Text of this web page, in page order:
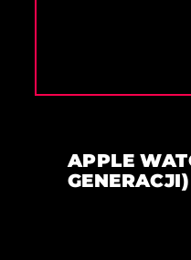
APPLE
GENERACJI)